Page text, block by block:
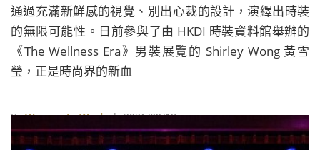
通過充滿新鮮感的視覺、別出心裁的設計，演繹出時裝
的無限可能性。日前參與了由 HKDI 時裝資料館舉辦的
《The Wellness Era》男裝展覽的 Shirley Wong 黃雪
瑩，正是時尚界的新血
ByWomen In Work| 2021/09/18